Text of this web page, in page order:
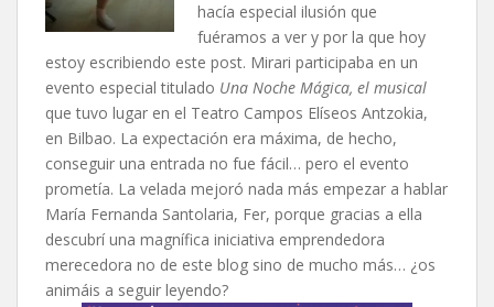
hacía especial ilusión que
fuéramos a ver y por la que hoy
estoy escribiendo este post. Mirari participaba en un
evento especial titulado Una Noche Mágica, el musical
que tuvo lugar en el Teatro Campos Elíseos Antzokia,
en Bilbao. La expectación era máxima, de hecho,
conseguir una entrada no fue fácil… pero el evento
prometía. La velada mejoró nada más empezar a hablar
María Fernanda Santolaria, Fer, porque gracias a ella
descubrí una magnífica iniciativa emprendedora
merecedora no de este blog sino de mucho más… ¿os
animáis a seguir leyendo?